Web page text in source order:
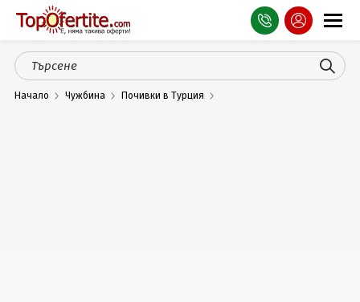
Оферти
СПА
Начало Чужбина Почивки в Турция